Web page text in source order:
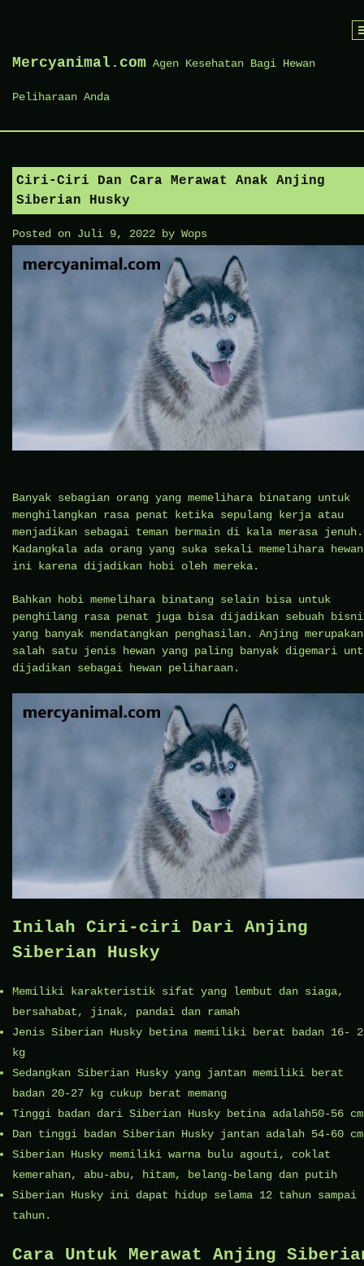
Mercyanimal.com Agen Kesehatan Bagi Hewan
Peliharaan Anda
Ciri-Ciri Dan Cara Merawat Anak Anjing
Siberian Husky
Posted on Juli 9, 2022 by Wops
Banyak sebagian orang yang memelihara binatang untuk
menghilangkan rasa penat ketika sepulang kerja atau
menjadikan sebagai teman bermain di kala merasa jenuh.
Kadangkala ada orang yang suka sekali memelihara hewan
ini karena dijadikan hobi oleh mereka.
Bahkan hobi memelihara binatang selain bisa untuk
penghilang rasa penat juga bisa dijadikan sebuah
yang banyak mendatangkan penghasilan. Anjing merupakan
salah satu jenis hewan yang paling banyak digemari
dijadikan sebagai hewan peliharaan.
Inilah Ciri-ciri Dari Anjing
Siberian Husky
Memiliki karakteristik sifat yang lembut dan siaga,
bersahabat, jinak, pandai dan ramah
Jenis Siberian Husky betina memiliki berat badan 16-
kg
Sedangkan Siberian Husky yang jantan memiliki berat
badan 20-27 kg cukup berat memang
Tinggi badan dari Siberian Husky betina adalah50-56 cm
Dan tinggi badan Siberian Husky jantan adalah 54-60 cm
Siberian Husky memiliki warna bulu agouti, coklat
kemerahan, abu-abu, hitam, belang-belang dan putih
Siberian Husky ini dapat hidup selama 12 tahun sampai
tahun.
Cara Untuk Merawat Anjing